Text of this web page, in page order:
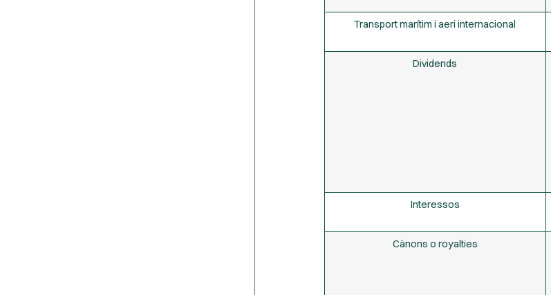
Transport marítim i aeri internacional
Dividends
Interessos
Cànons o royalties